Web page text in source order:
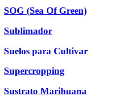
SOG (Sea Of Green)
Sublimador
Suelos para Cultivar
Supercropping
Sustrato Marihuana